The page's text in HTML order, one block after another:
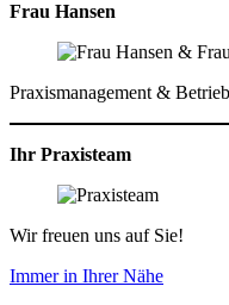
Frau Hansen
Praxismanagement &
Ihr Praxisteam
Wir freuen uns auf Sie!
Immer in Ihrer Nähe